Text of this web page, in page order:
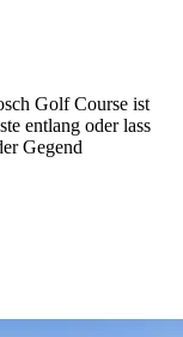
Golf Course ist
entlang oder lass
Gegend